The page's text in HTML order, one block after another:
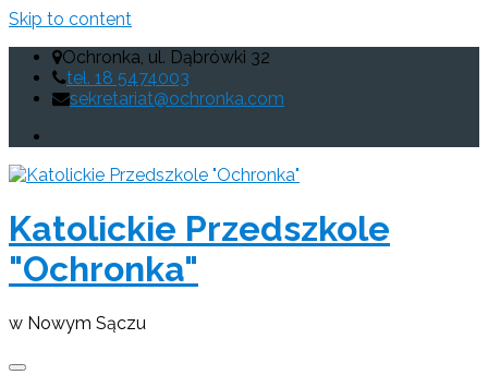
Skip to content
Ochronka, ul. Dąbrówki 32
tel. 18 5474003
sekretariat@ochronka.com
Katolickie Przedszkole
"Ochronka"
w Nowym Sączu